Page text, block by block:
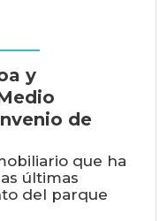
y
de
que ha
últimas
del parque